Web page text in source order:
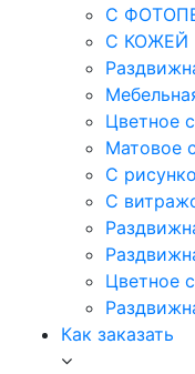
С
С КОЖЕЙ
Цветное
Матовое
C
C
Цветное
Как заказать